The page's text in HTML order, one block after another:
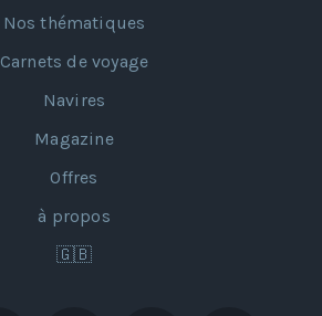
Nos thématiques
Carnets de voyage
Navires
Magazine
Offres
à propos
🇬🇧